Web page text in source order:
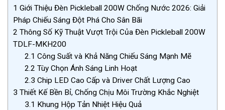
1 Giới Thiệu Đèn Pickleball 200W Chống Nước 2026: Giải
Pháp Chiếu Sáng Đột Phá Cho Sân Bãi
2 Thông Số Kỹ Thuật Vượt Trội Của Đèn Pickleball 200W
TDLF-MKH200
2.1 Công Suất và Khả Năng Chiếu Sáng Mạnh Mẽ
2.2 Tùy Chọn Ánh Sáng Linh Hoạt
2.3 Chip LED Cao Cấp và Driver Chất Lượng Cao
3 Thiết Kế Bền Bỉ, Chống Chịu Môi Trường Khắc Nghiệt
3.1 Khung Hộp Tản Nhiệt Hiệu Quả